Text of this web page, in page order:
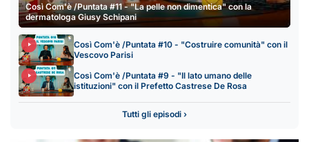
Così Com'è /Puntata #11 - "La pelle non dimentica" con la
dermatologa Giusy Schipani
Così Com'è /Puntata #10 - "Costruire comunità" con il
Vescovo Parisi
Così Com'è /Puntata #9 - "Il lato umano delle
istituzioni" con il Prefetto Castrese De Rosa
Tutti gli episodi ›